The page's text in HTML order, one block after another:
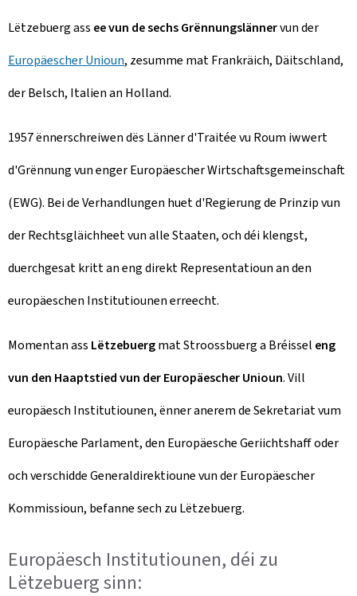
Lëtzebuerg ass ee vun de sechs Grënnungslännervun der
Europäescher Unioun, zesumme mat Frankräich, Däitschland,
der Belsch, Italien an Holland.
1957 ënnerschreiwen dës Länner d'Traitée vu Roum iwwert
d'Grënnung vun enger Europäescher Wirtschaftsgemeinschaft
(EWG). Bei de Verhandlungen huet d'Regierung de Prinzip vun
der Rechtsgläichheet vun alle Staaten, och déi klengst,
duerchgesat kritt an eng direkt Representatioun an den
europäeschen Institutiounen erreecht.
Momentan ass Lëtzebuergmat Stroossbuerg a Bréissel eng
vun den Haaptstied vun der Europäescher Unioun. Vill
europäesch Institutiounen, ënner anerem de Sekretariat vum
Europäesche Parlament, den Europäesche Geriichtshaff oder
och verschidde Generaldirektioune vun der Europäescher
Kommissioun, befanne sech zu Lëtzebuerg.
Europäesch Institutiounen, déi zu
Lëtzebuerg sinn: